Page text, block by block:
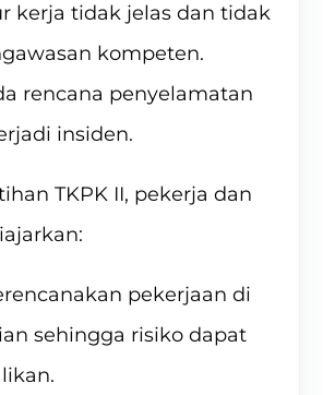
kerja tidak jelas dan tidak
kompeten.
rencana penyelamatan
insiden.
TKPK II, pekerja dan
pekerjaan di
sehingga risiko dapat